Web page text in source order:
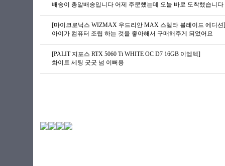
배송이 총알배송입니다 어제 주문했는데 오늘 바로 도착했습니
[마이크로닉스 WIZMAX 우드리안 MAX 스텔라 블레이드 에디션]
아이가 컴퓨터 조립 하는 것을 좋아해서 구매해주게 되었어요
[PALIT 지포스 RTX 5060 Ti WHITE OC D7 16GB 이엠텍]
화이트 세팅 굿굿 넘 이뻐용